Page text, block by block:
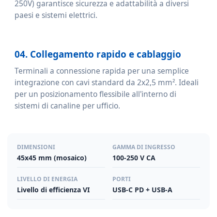
250V) garantisce sicurezza e adattabilità a diversi
paesi e sistemi elettrici.
04. Collegamento rapido e cablaggio
Terminali a connessione rapida per una semplice
integrazione con cavi standard da 2x2,5 mm². Ideali
per un posizionamento flessibile all'interno di
sistemi di canaline per ufficio.
DIMENSIONI
45x45 mm (mosaico)
GAMMA DI INGRESSO
100-250 V CA
LIVELLO DI ENERGIA
Livello di efficienza VI
PORTI
USB-C PD + USB-A